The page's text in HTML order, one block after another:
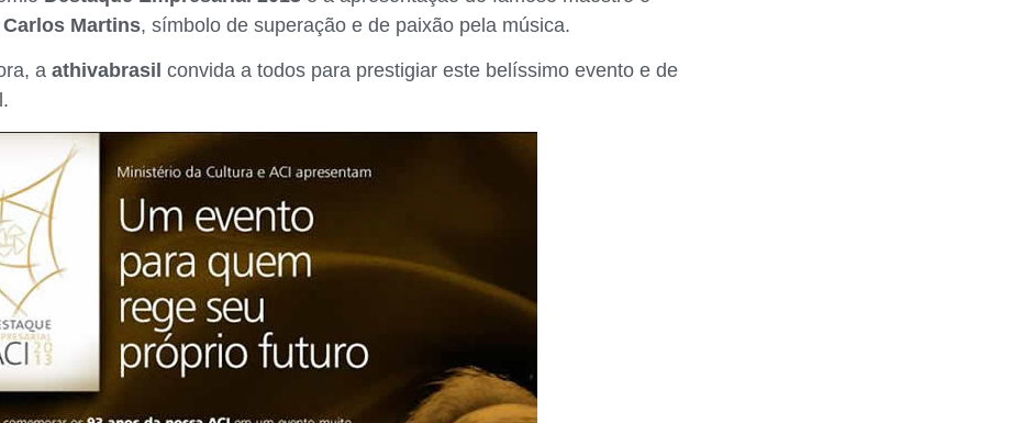
Martins, símbolo de superação e de paixão pela música.
a athivabrasil convida a todos para prestigiar este belíssimo evento e de